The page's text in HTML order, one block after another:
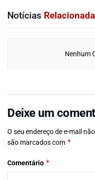
Notícias
Nenhum
Deixe um
O seu endereço de e-mail
são marcados com *
Comentário *